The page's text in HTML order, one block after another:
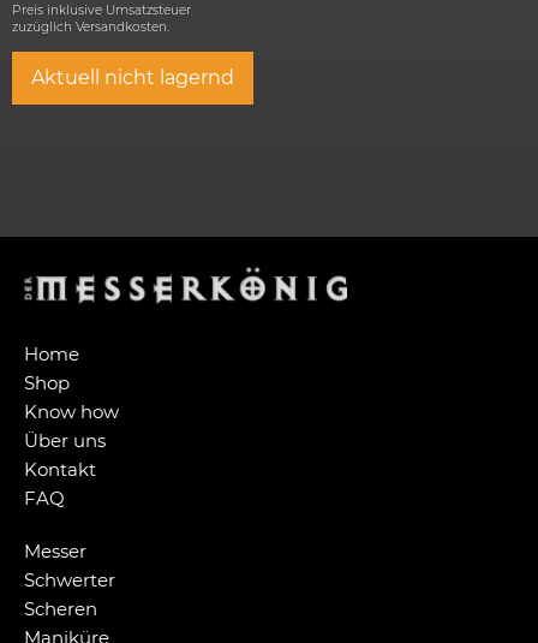
Preis inklusive Umsatzsteuer
zuzüglich Versandkosten.
Aktuell nicht lagernd
Home
Shop
Know how
Über uns
Kontakt
FAQ
Messer
Schwerter
Scheren
Maniküre